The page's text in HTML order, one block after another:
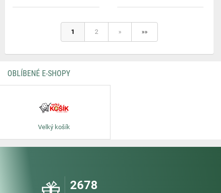
1 2 » »»
OBLÍBENÉ E-SHOPY
Velký košík
2678